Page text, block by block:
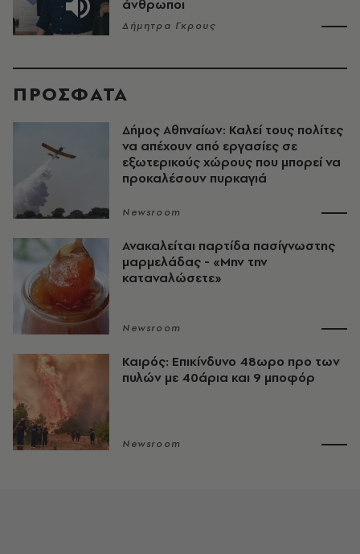
άνθρωποι
Δήμητρα Γκρους
ΠΡΟΣΦΑΤΑ
Δήμος Αθηναίων: Καλεί τους πολίτες
να απέχουν από εργασίες σε
εξωτερικούς χώρους που μπορεί να
προκαλέσουν πυρκαγιά
Newsroom
Ανακαλείται παρτίδα πασίγνωστης
μαρμελάδας - «Μην την
καταναλώσετε»
Newsroom
Καιρός: Επικίνδυνο 48ωρο προ των
πυλών με 40άρια και 9 μποφόρ
Newsroom